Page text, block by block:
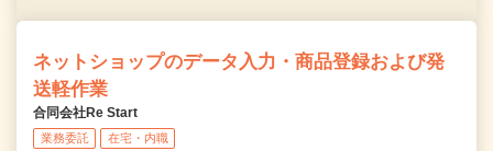
ネットショップのデータ入力・商品登録および発
送軽作業
合同会社Re Start
業務委託 在宅・内職